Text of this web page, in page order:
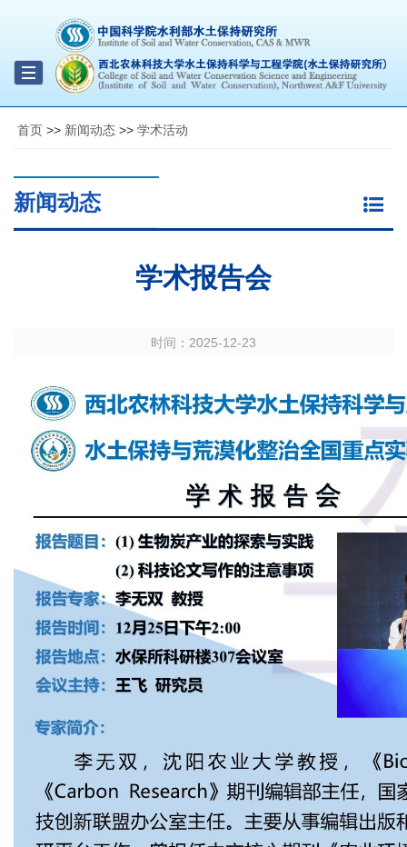
Toggle
navigation
首页 >> 新闻动态 >> 学术活动
新闻动态
学术报告会
时间： 2025-12-23